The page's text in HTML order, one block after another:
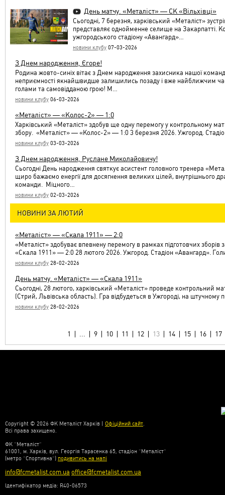
День матчу. «Металіст» — СК «Вільхівці»
Сьогодні, 7 березня, харківський «Металіст»
представляє однойменне селище на Закарпатті.
ужгородського стадіону «Авангард»…
новини клубу 07-03-2026
З Днем народження, Єгоре!
Родина жовто-синіх вітає з Днем народження захисника нашої
неприємності якнайшвидше залишились позаду і вже найближчим
голами та самовідданою грою! М…
новини клубу 06-03-2026
«Металіст» — «Колос-2» — 1:0
Харківський «Металіст» здобув ще одну перемогу у контрольному
збору. «Металіст» — «Колос-2» — 1:0 3 березня 2026. Ужгород.
новини клубу 03-03-2026
З Днем народження, Руслане Миколайовичу!
Сьогодні День народження святкує асистент головного тренера
щиро бажаємо енергії для досягнення великих цілей, внутрішнього
команди. Міцного…
новини клубу 02-03-2026
НОВИНИ ЗА ЛЮТИЙ
«Металіст» — «Скала 1911» — 2:0
«Металіст» здобуває впевнену перемогу в рамках підготовчих
«Скала 1911» — 2:0 28 лютого 2026. Ужгород. Стадіон «Авангард».
новини клубу 28-02-2026
День матчу. «Металіст» — «Скала 1911»
Сьогодні, 28 лютого, харківський «Металіст» проведе контрольний
(Стрий, Львівська область). Гра відбудеться в Ужгороді, на штучному
новини клубу 28-02-2026
1 9 10 11 12 13 14 15 16 17
Copyright © 2026 ФК Металіст Харків | Офіційний сайт.
Всі права захищено.
ФК “Металіст”
61001, м. Харків, вул. Георгія Тарасенка 65, стадіон “Металіст”
(метро “Спортивна”) подивитись на мапі
info@fcmetalist.com.ua office@fcmetalist.com.ua
Ідентифікатор медіа: R40-06573